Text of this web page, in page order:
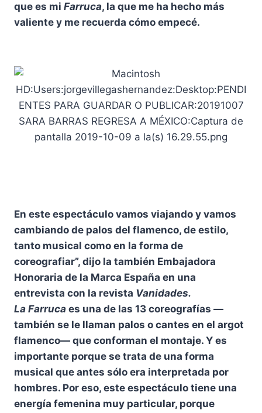
que es mi Farruca, la que me ha hecho más
valiente y me recuerda cómo empecé.
En este espectáculo vamos viajando y vamos
cambiando de palos del flamenco, de estilo,
tanto musical como en la forma de
coreografiar”, dijo la también Embajadora
Honoraria de la Marca España en una
entrevista con la revista Vanidades.
La Farruca es una de las 13 coreografías —
también se le llaman palos o cantes en el argot
flamenco— que conforman el montaje. Y es
importante porque se trata de una forma
musical que antes sólo era interpretada por
hombres. Por eso, este espectáculo tiene una
energía femenina muy particular, porque